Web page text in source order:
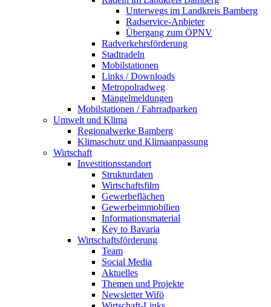
Unterwegs im Landkreis Bamberg
Radservice-Anbieter
Übergang zum ÖPNV
Radverkehrsförderung
Stadtradeln
Mobilstationen
Links / Downloads
Metropolradweg
Mängelmeldungen
Mobilstationen / Fahrradparken
Umwelt und Klima
Regionalwerke Bamberg
Klimaschutz und Klimaanpassung
Wirtschaft
Investitionsstandort
Strukturdaten
Wirtschaftsfilm
Gewerbeflächen
Gewerbeimmobilien
Informationsmaterial
Key to Bavaria
Wirtschaftsförderung
Team
Social Media
Aktuelles
Themen und Projekte
Newsletter Wifö